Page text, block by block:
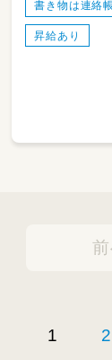
・
・
・
書き物は連絡
昇給あり
1 2